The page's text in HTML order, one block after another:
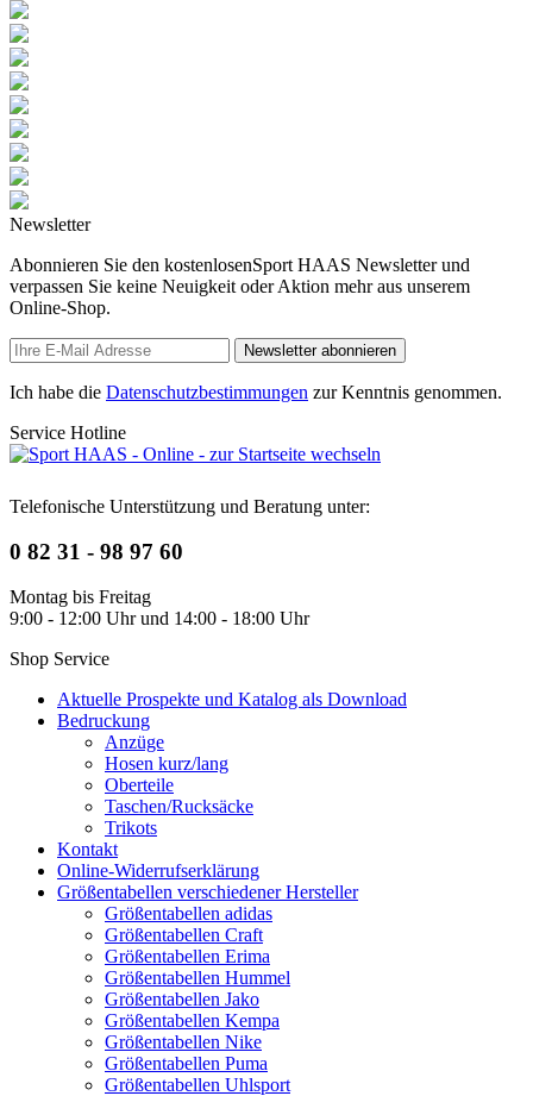
Newsletter
Abonnieren Sie den kostenlosenSport HAAS Newsletter und
verpassen Sie keine Neuigkeit oder Aktion mehr aus unserem
Online-Shop.
Newsletter abonnieren
Ich habe die Datenschutzbestimmungen zur Kenntnis genommen.
Service Hotline
Telefonische Unterstützung und Beratung unter:
0 82 31 - 98 97 60
Montag bis Freitag
9:00 - 12:00 Uhr und 14:00 - 18:00 Uhr
Shop Service
Aktuelle Prospekte und Katalog als Download
Bedruckung
Anzüge
Hosen kurz/lang
Oberteile
Taschen/Rucksäcke
Trikots
Kontakt
Online-Widerrufserklärung
Größentabellen verschiedener Hersteller
Größentabellen adidas
Größentabellen Craft
Größentabellen Erima
Größentabellen Hummel
Größentabellen Jako
Größentabellen Kempa
Größentabellen Nike
Größentabellen Puma
Größentabellen Uhlsport